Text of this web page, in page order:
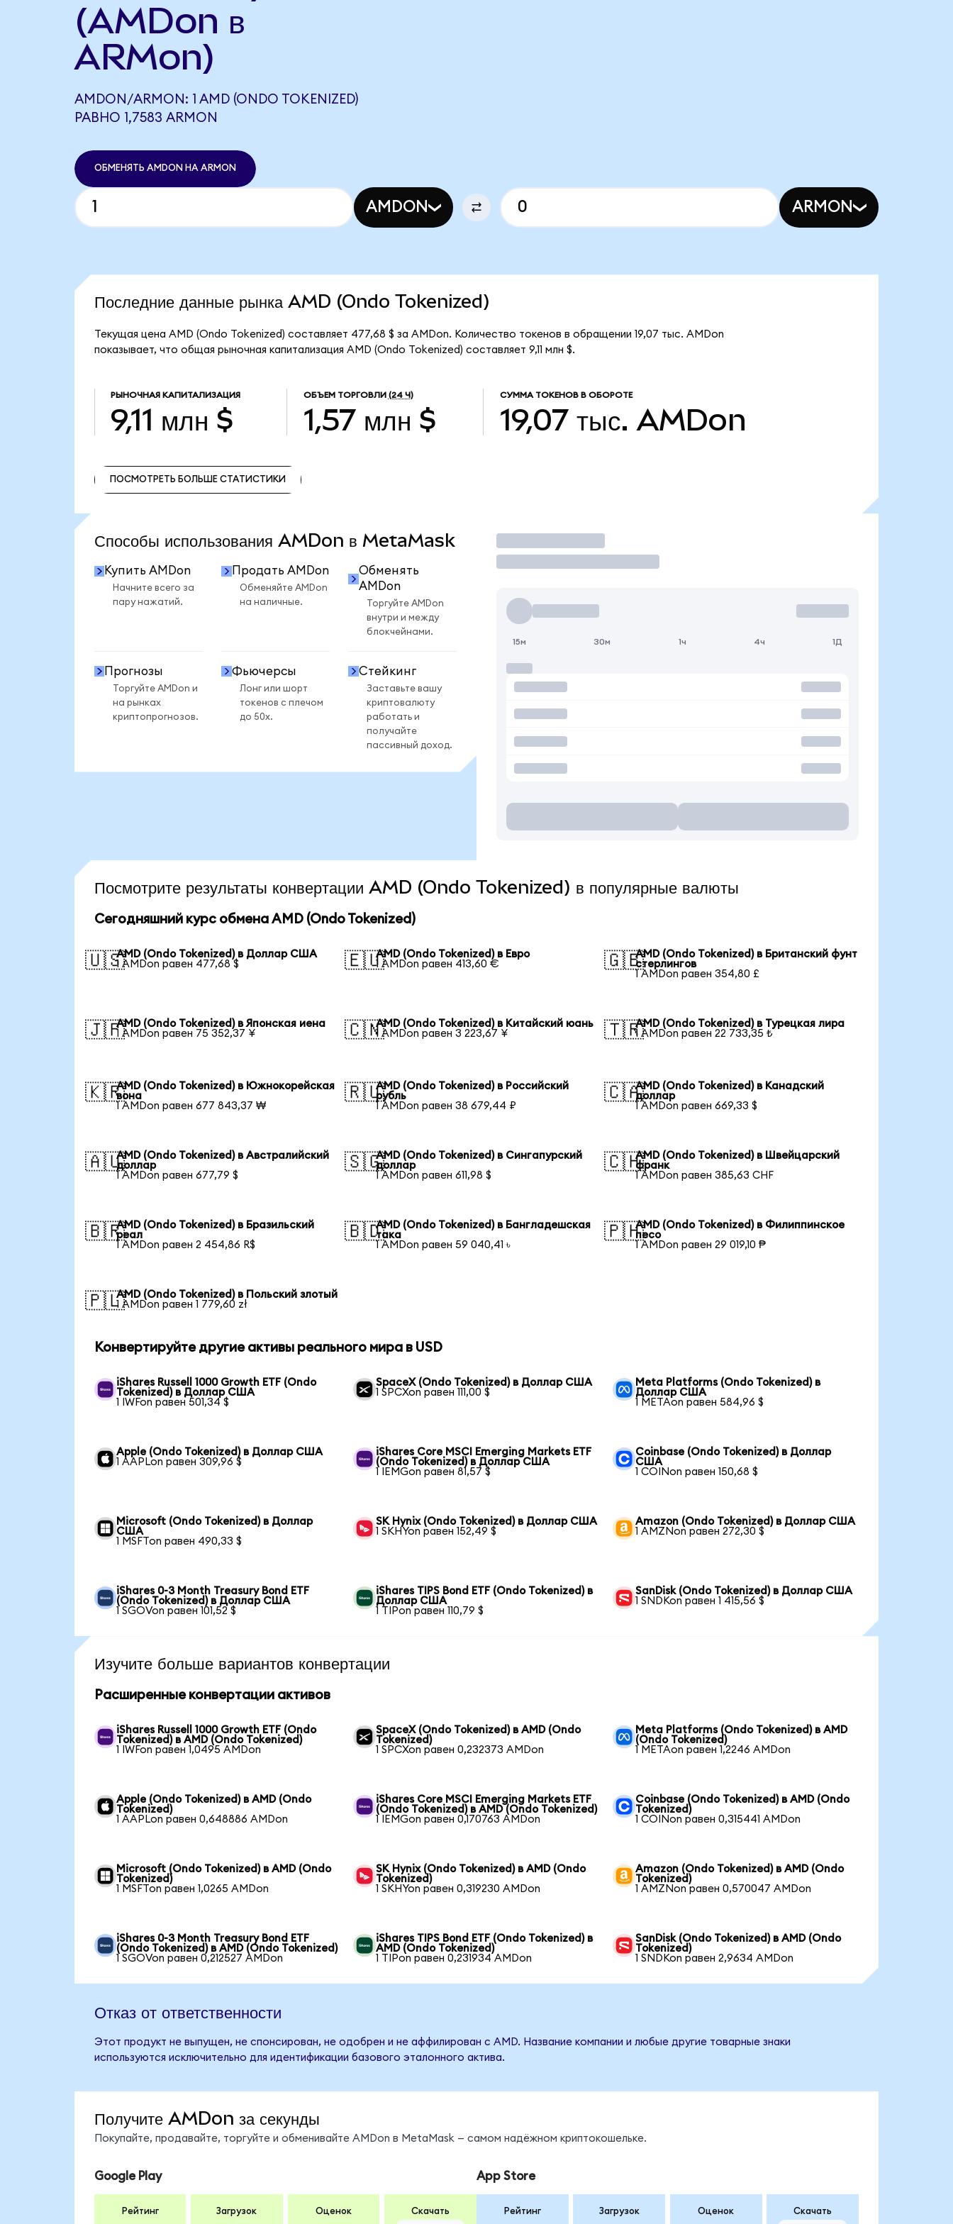
(AMDon в
ARMon)
AMDON/ARMON: 1 AMD (ONDO TOKENIZED)
РАВНО 1,7583 ARMON
ОБМЕНЯТЬ AMDON НА ARMON
AMDON ARMON
Последние данные рынка AMD (Ondo Tokenized)
Текущая цена AMD (Ondo Tokenized) составляет 477,68 $ за AMDon. Количество токенов в обращении 19,07 тыс. AMDon
показывает, что общая рыночная капитализация AMD (Ondo Tokenized) составляет 9,11 млн $.
РЫНОЧНАЯ КАПИТАЛИЗАЦИЯ
9,11 млн $
ОБЪЕМ ТОРГОВЛИ (24 Ч)
1,57 млн $
СУММА ТОКЕНОВ В ОБОРОТЕ
19,07 тыс. AMDon
ПОСМОТРЕТЬ БОЛЬШЕ СТАТИСТИКИ
Способы использования AMDon в MetaMask
Купить AMDon
Начните всего за
пару нажатий.
Продать AMDon
Обменяйте AMDon
на наличные.
Обменять
AMDon
Торгуйте AMDon
внутри и между
блокчейнами.
Прогнозы
Торгуйте AMDon и
на рынках
криптопрогнозов.
Фьючерсы
Лонг или шорт
токенов с плечом
до 50x.
Стейкинг
Заставьте вашу
криптовалюту
работать и
получайте
пассивный доход.
Торговать
15м 30м 1ч 4ч 1Д
Посмотрите результаты конвертации AMD (Ondo Tokenized) в популярные валюты
Сегодняшний курс обмена AMD (Ondo Tokenized)
🇺🇸AMD (Ondo Tokenized) в Доллар США
1 AMDon равен 477,68 $
🇪🇺AMD (Ondo Tokenized) в Евро
1 AMDon равен 413,60 €
🇬🇧AMD (Ondo Tokenized) в Британский фунт
стерлингов
1 AMDon равен 354,80 £
🇯🇵AMD (Ondo Tokenized) в Японская иена
1 AMDon равен 75 352,37 ¥
🇨🇳AMD (Ondo Tokenized) в Китайский юань
1 AMDon равен 3 223,67 ¥
🇹🇷AMD (Ondo Tokenized) в Турецкая лира
1 AMDon равен 22 733,35 ₺
🇰🇷AMD (Ondo Tokenized) в Южнокорейская
вона
1 AMDon равен 677 843,37 ₩
🇷🇺AMD (Ondo Tokenized) в Российский
рубль
1 AMDon равен 38 679,44 ₽
🇨🇦AMD (Ondo Tokenized) в Канадский
доллар
1 AMDon равен 669,33 $
🇦🇺AMD (Ondo Tokenized) в Австралийский
доллар
1 AMDon равен 677,79 $
🇸🇬AMD (Ondo Tokenized) в Сингапурский
доллар
1 AMDon равен 611,98 $
🇨🇭AMD (Ondo Tokenized) в Швейцарский
франк
1 AMDon равен 385,63 CHF
🇧🇷AMD (Ondo Tokenized) в Бразильский
реал
1 AMDon равен 2 454,86 R$
🇧🇩AMD (Ondo Tokenized) в Бангладешская
така
1 AMDon равен 59 040,41 ৳
🇵🇭AMD (Ondo Tokenized) в Филиппинское
песо
1 AMDon равен 29 019,10 ₱
🇵🇱AMD (Ondo Tokenized) в Польский злотый
1 AMDon равен 1 779,60 zł
Конвертируйте другие активы реального мира в USD
iShares Russell 1000 Growth ETF (Ondo
Tokenized) в Доллар США
1 IWFon равен 501,34 $
SpaceX (Ondo Tokenized) в Доллар США
1 SPCXon равен 111,00 $
Meta Platforms (Ondo Tokenized) в
Доллар США
1 METAon равен 584,96 $
Apple (Ondo Tokenized) в Доллар США
1 AAPLon равен 309,96 $
iShares Core MSCI Emerging Markets ETF
(Ondo Tokenized) в Доллар США
1 IEMGon равен 81,57 $
Coinbase (Ondo Tokenized) в Доллар
США
1 COINon равен 150,68 $
Microsoft (Ondo Tokenized) в Доллар
США
1 MSFTon равен 490,33 $
SK Hynix (Ondo Tokenized) в Доллар США
1 SKHYon равен 152,49 $
Amazon (Ondo Tokenized) в Доллар США
1 AMZNon равен 272,30 $
iShares 0-3 Month Treasury Bond ETF
(Ondo Tokenized) в Доллар США
1 SGOVon равен 101,52 $
iShares TIPS Bond ETF (Ondo Tokenized) в
Доллар США
1 TIPon равен 110,79 $
SanDisk (Ondo Tokenized) в Доллар США
1 SNDKon равен 1 415,56 $
Изучите больше вариантов конвертации
Расширенные конвертации активов
iShares Russell 1000 Growth ETF (Ondo
Tokenized) в AMD (Ondo Tokenized)
1 IWFon равен 1,0495 AMDon
SpaceX (Ondo Tokenized) в AMD (Ondo
Tokenized)
1 SPCXon равен 0,232373 AMDon
Meta Platforms (Ondo Tokenized) в AMD
(Ondo Tokenized)
1 METAon равен 1,2246 AMDon
Apple (Ondo Tokenized) в AMD (Ondo
Tokenized)
1 AAPLon равен 0,648886 AMDon
iShares Core MSCI Emerging Markets ETF
(Ondo Tokenized) в AMD (Ondo Tokenized)
1 IEMGon равен 0,170763 AMDon
Coinbase (Ondo Tokenized) в AMD (Ondo
Tokenized)
1 COINon равен 0,315441 AMDon
Microsoft (Ondo Tokenized) в AMD (Ondo
Tokenized)
1 MSFTon равен 1,0265 AMDon
SK Hynix (Ondo Tokenized) в AMD (Ondo
Tokenized)
1 SKHYon равен 0,319230 AMDon
Amazon (Ondo Tokenized) в AMD (Ondo
Tokenized)
1 AMZNon равен 0,570047 AMDon
iShares 0-3 Month Treasury Bond ETF
(Ondo Tokenized) в AMD (Ondo Tokenized)
1 SGOVon равен 0,212527 AMDon
iShares TIPS Bond ETF (Ondo Tokenized) в
AMD (Ondo Tokenized)
1 TIPon равен 0,231934 AMDon
SanDisk (Ondo Tokenized) в AMD (Ondo
Tokenized)
1 SNDKon равен 2,9634 AMDon
Отказ от ответственности
Этот продукт не выпущен, не спонсирован, не одобрен и не аффилирован с AMD. Название компании и любые другие товарные знаки
используются исключительно для идентификации базового эталонного актива.
Получите AMDon за секунды
Покупайте, продавайте, торгуйте и обменивайте AMDon в MetaMask — самом надёжном криптокошельке.
Google Play
Рейтинг Загрузок Оценок Скачать
App Store
Рейтинг Загрузок Оценок Скачать